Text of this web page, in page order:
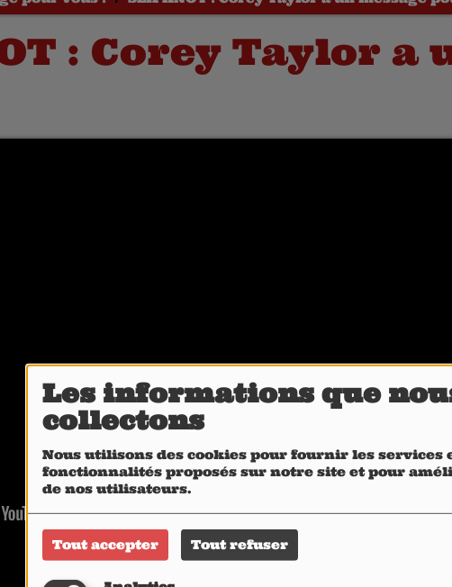
Les informations que
collectons
Nous utilisons des cookies pour fournir les services
fonctionnalités proposés sur notre site et pour
de nos utilisateurs.
Tout accepter Tout refuser
: Corey Taylor a